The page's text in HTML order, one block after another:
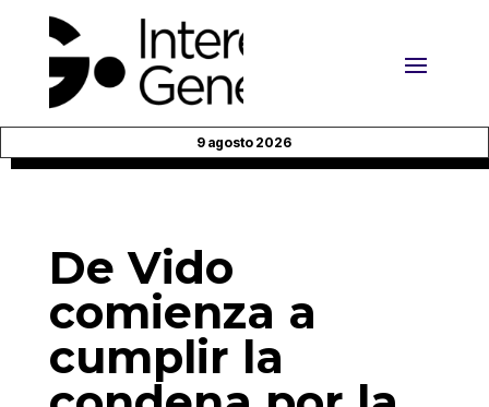
9 agosto 2026
De Vido
comienza a
cumplir la